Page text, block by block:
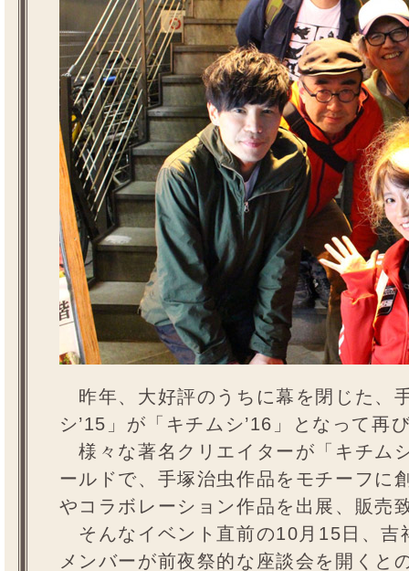
昨年、大好評のうちに幕を閉じた、
シ’15」が「キチムシ’16」となって再
様々な著名クリエイターが「キチム
ールドで、手塚治虫作品をモチーフに
やコラボレーション作品を出展、販売
そんなイベント直前の10月15日、吉
メンバーが前夜祭的な座談会を開く